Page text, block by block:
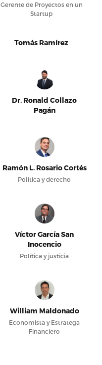
Gerente de Proyectos en un
Startup
Tomás Ramírez
Dr. Ronald Collazo
Pagán
Ramón L. Rosario Cortés
Política y derecho
Víctor García San
Inocencio
Política y justicia
William Maldonado
Economista y Estratega
Financiero